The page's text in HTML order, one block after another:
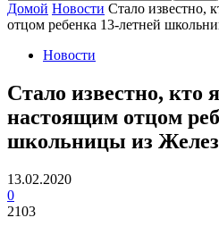
Домой Новости Стало известно,
отцом ребенка 13-летней
Новости
Стало известно, кто
настоящим отцом
школьницы из
13.02.2020
0
2103